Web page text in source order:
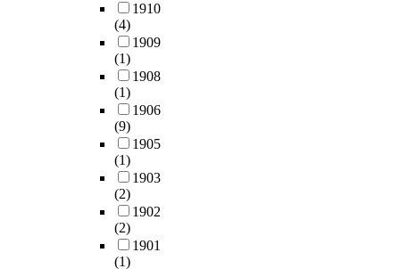
1910
(4)
1909
(1)
1908
(1)
1906
(9)
1905
(1)
1903
(2)
1902
(2)
1901
(1)